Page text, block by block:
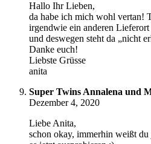
Hallo Ihr Lieben,
da habe ich mich wohl vertan!
irgendwie ein anderen
und deswegen steht da „nicht
Danke euch!
Liebste Grüsse
anita
Super Twins Annalena und
Dezember 4, 2020
Liebe Anita,
schon okay, immerhin weißt